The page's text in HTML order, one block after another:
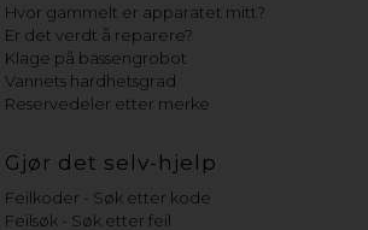
Hvor gammelt er apparatet mitt?
Er det verdt å reparere?
Klage på bassengrobot
Vannets hardhetsgrad
Reservedeler etter merke
Gjør det selv-hjelp
Feilkoder - Søk etter kode
Feilsøk - Søk etter feil